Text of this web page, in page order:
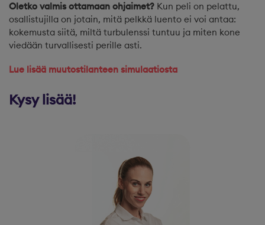
Oletko valmis ottamaan ohjaimet? Kun peli on pelattu,
osallistujilla on jotain, mitä pelkkä luento ei voi antaa:
kokemusta siitä, miltä turbulenssi tuntuu ja miten kone
viedään turvallisesti perille asti.
Lue lisää muutostilanteen simulaatiosta
Kysy lisää!